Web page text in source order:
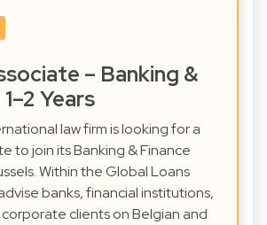
– Banking &
Years
law firm is looking for a
to join its Banking & Finance
Within the Global Loans
banks, financial institutions,
clients on Belgian and